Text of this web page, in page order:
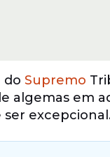
do Supremo
algemas em
ser